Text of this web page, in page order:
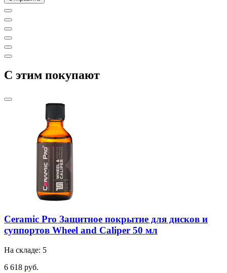
C этим покупают
Ceramic Pro Защитное покрытие для дисков и
суппортов Wheel and Caliper 50 мл
На складе: 5
6 618 руб.